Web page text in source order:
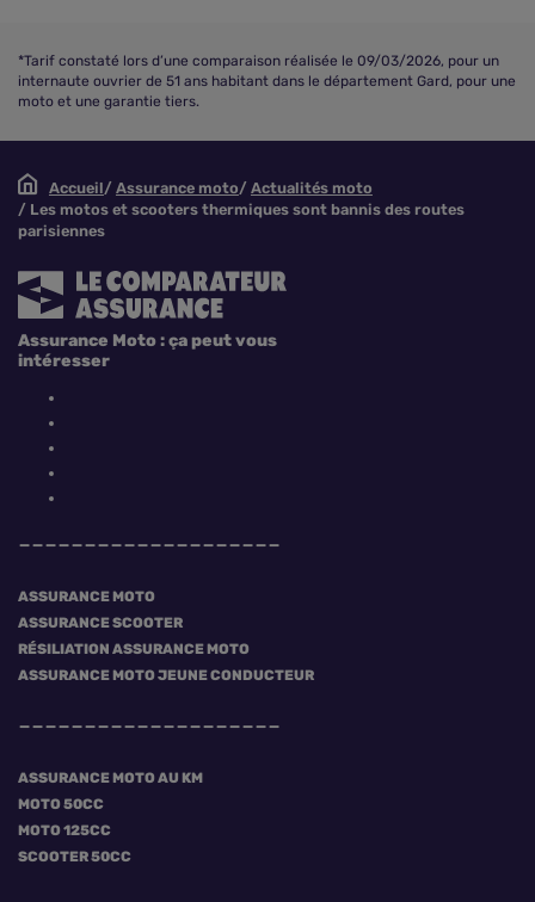
*Tarif constaté lors d’une comparaison réalisée le 09/03/2026, pour un
internaute ouvrier de 51 ans habitant dans le département Gard, pour une
moto et une garantie tiers.
Accueil Assurance moto
Actualités moto
Les motos et scooters thermiques sont bannis des routes
parisiennes
ASSURANCE MOTO
ASSURANCE SCOOTER
RÉSILIATION ASSURANCE MOTO
ASSURANCE MOTO JEUNE CONDUCTEUR
ASSURANCE MOTO AU KM
MOTO 50CC
MOTO 125CC
SCOOTER 50CC
Assurance Moto : ça peut vous
intéresser